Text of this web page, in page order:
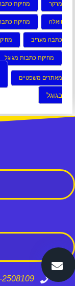
מרקר מחיקת
וואלה מחיקת
כתבה מעריב
מחיקת כתבות מגוגל
מאתרים משפטיים
בגוגל
2508109